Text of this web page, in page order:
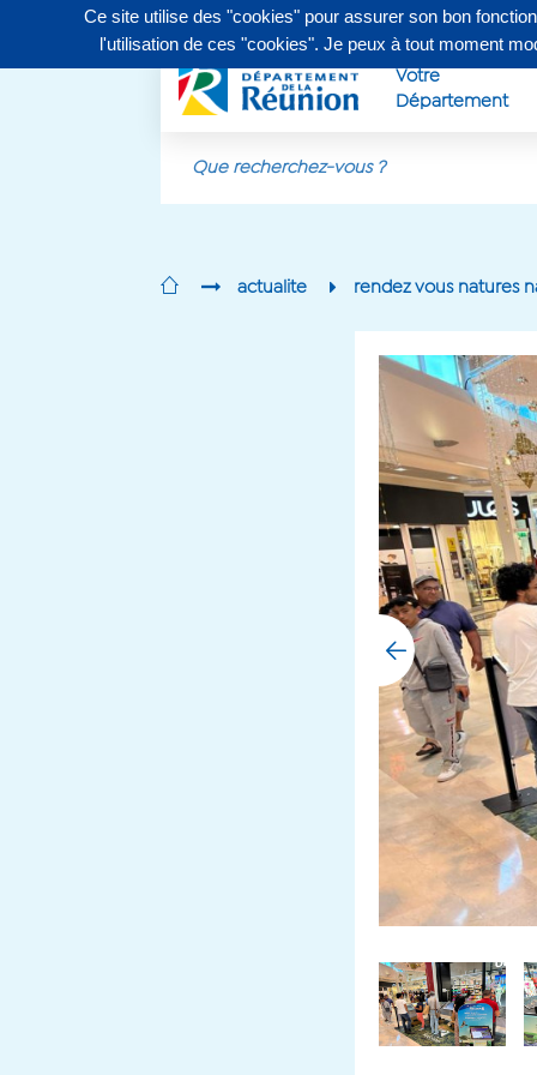
Contactez-nous au 0262 90 30 30, du lundi au
Votre
Département
actualite rendez vous natures
Ce site utilise des "cookies" pour assurer son bon
l'utilisation de ces "cookies". Je peux à tout moment